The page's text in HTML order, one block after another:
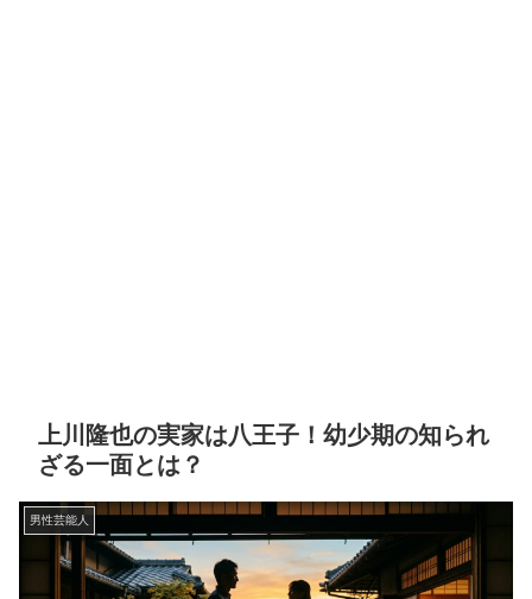
上川隆也の実家は八王子！幼少期の知られ
ざる一面とは？
男性芸能人